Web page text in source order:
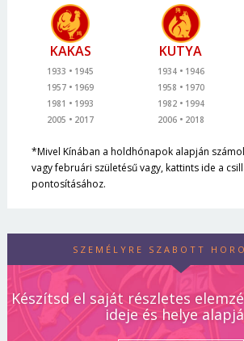
KAKAS
1933
1945
1957
1969
1981
1993
2005
2017
KUTYA
1934
1946
1958
1970
1982
1994
2006
2018
*Mivel Kínában a holdhónapok alapján
vagy februári születésű vagy, kattints ide a
pontosításához.
SZEMÉLYRE SZABOTT
Készítsd el saját részletes
ideje és helye